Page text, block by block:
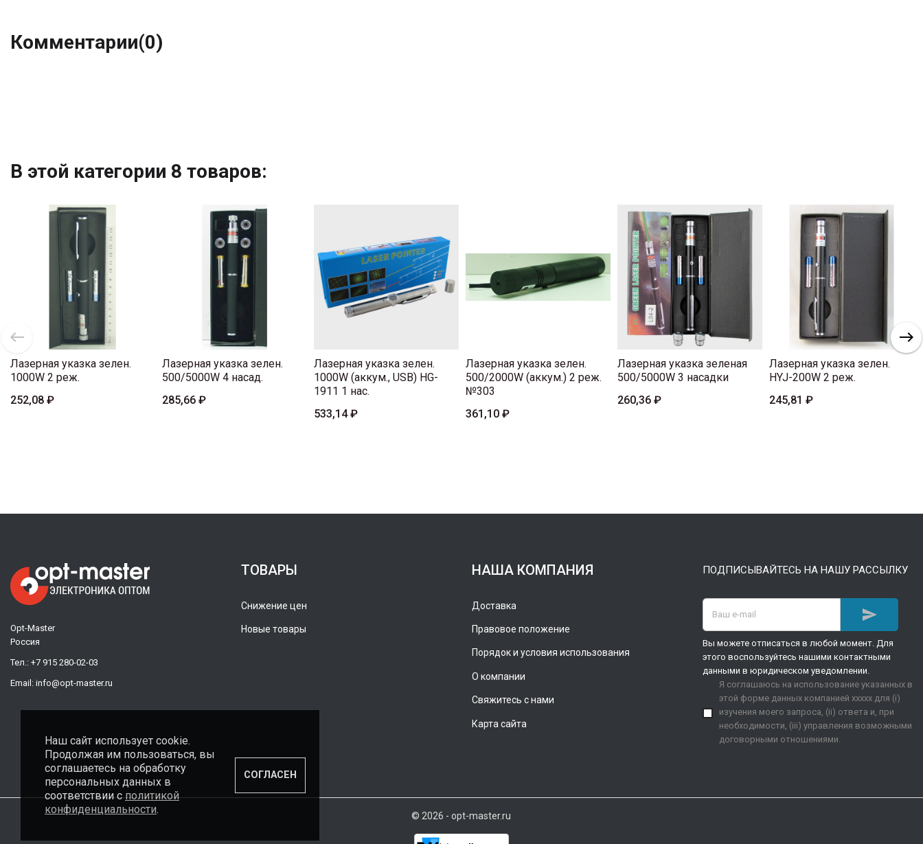
Комментарии(0)
В этой категории 8 товаров:
Лазерная указка зелен.
1000W 2 реж.
252,08 ₽
Лазерная указка зелен.
500/5000W 4 насад.
285,66 ₽
Лазерная указка зелен.
1000W (аккум., USB) HG-
1911 1 нас.
533,14 ₽
Лазерная указка зелен.
500/2000W (аккум.) 2 реж.
№303
361,10 ₽
Лазерная указка зеленая
500/5000W 3 насадки
260,36 ₽
Лазерная указка зелен.
HYJ-200W 2 реж.
245,81 ₽
Opt-Master
Россия
Тел.: +7 915 280-02-03
Email: info@opt-master.ru
ТОВАРЫ
Снижение цен
Новые товары
НАША КОМПАНИЯ
Доставка
Правовое положение
Порядок и условия использования
О компании
Свяжитесь с нами
Карта сайта
ПОДПИСЫВАЙТЕСЬ НА НАШУ РАССЫЛКУ

Вы можете отписаться в любой момент. Для
этого воспользуйтесь нашими контактными
данными в юридическом уведомлении.
Я соглашаюсь на использование указанных в
этой форме данных компанией xxxxx для (i)
изучения моего запроса, (ii) ответа и, при
необходимости, (iii) управления возможными
договорными отношениями.
© 2026 - opt-master.ru
Наш сайт использует cookie.
Продолжая им пользоваться, вы
соглашаетесь на обработку
персональных данных в
соответствии сполитикой
конфиденциальности.
СОГЛАСЕН